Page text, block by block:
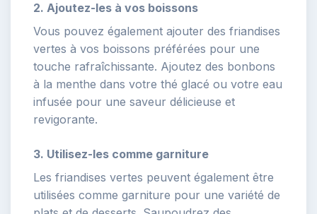
2. Ajoutez-les à vos boissons
Vous pouvez également ajouter des friandises
vertes à vos boissons préférées pour une
touche rafraîchissante. Ajoutez des bonbons
à la menthe dans votre thé glacé ou votre eau
infusée pour une saveur délicieuse et
revigorante.
3. Utilisez-les comme garniture
Les friandises vertes peuvent également être
utilisées comme garniture pour une variété de